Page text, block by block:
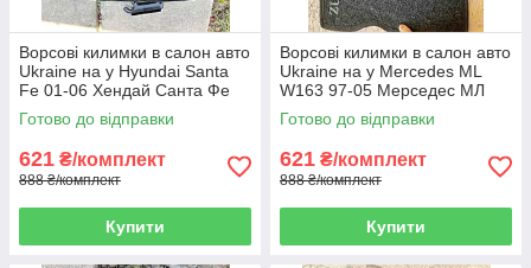
Ворсові килимки в салон авто
Ukraine на у Hyundai Santa
Fe 01-06 Хендай Санта Фе
сірі
Готово до відправки
621 ₴/комплект
888 ₴/комплект
Купити
Ворсові килимки в салон авто
Ukraine на у Mercedes ML
W163 97-05 Мерседес МЛ
чорні
Готово до відправки
621 ₴/комплект
888 ₴/комплект
Купити